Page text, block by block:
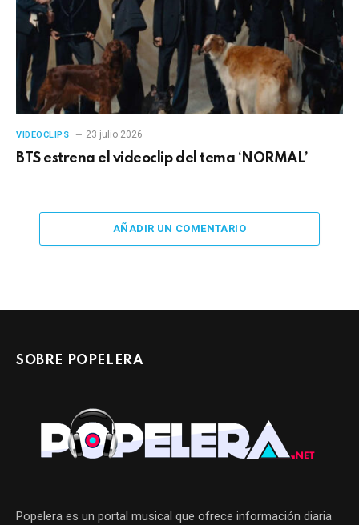
VIDEOCLIPS 23 julio 2026
BTS estrena el videoclip del tema ‘NORMAL’
AÑADIR UN COMENTARIO
SOBRE POPELERA
Popelera es un portal musical que ofrece información diaria